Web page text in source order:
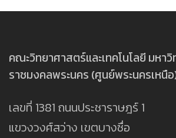
คณะวิทยาศาสตร์และเทคโนโลยี มหาวิ
ราชมงคลพระนคร (ศูนย์พระนครเหนื
เลขที่ 1381 ถนนประชาราษฎร์ 1
แขวงวงศ์สว่าง เขตบางซื่อ